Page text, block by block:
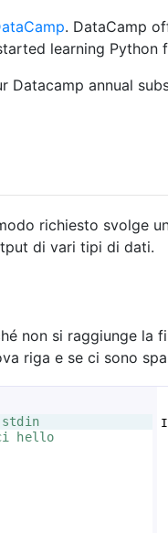
. DataCamp
learning Python
Datacamp annual
richiesto svolge
di vari tipi di dati.
non si raggiunge la
riga e se ci sono
hello